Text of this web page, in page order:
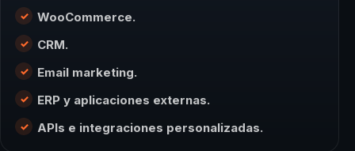
WooCommerce.
CRM.
Email marketing.
ERP y aplicaciones externas.
APIs e integraciones personalizadas.